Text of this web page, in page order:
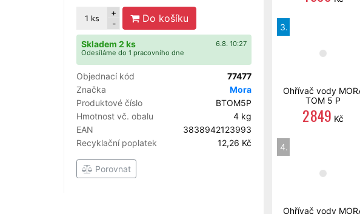
1 ks
+
-
Do košíku
6.8. 10:27
Skladem 2 ks
Odesíláme do 1 pracovního dne
Objednací kód
77477
Značka
Mora
Produktové číslo
BTOM5P
Hmotnost vč. obalu
4 kg
EAN
3838942123993
Recyklační poplatek
12,26 Kč
Porovnat
3.
Ohřívač vody
TOM 5 P
2 849 Kč
4.
Ohřívač vody